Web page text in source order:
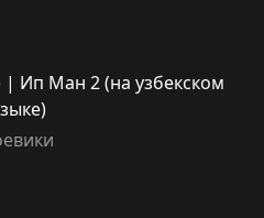
| Ип Ман 2 (на узбекском